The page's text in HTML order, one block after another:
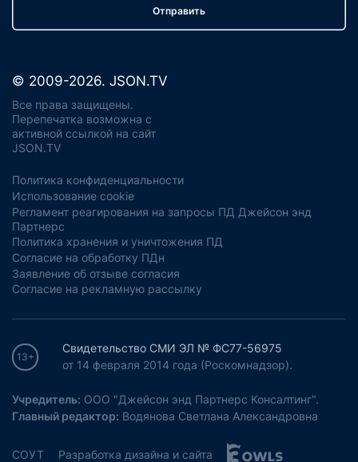
Отправить
© 2009-2026. JSON.TV
Все права защищены.
Перепечатка возможна с
активной ссылкой на сайт
JSON.TV
Политика конфиденциальности
Использование cookie
Регламент реагирования на запросы ПД Джейсон энд
Партнерс
Политика хранения и уничтожения ПД
Согласие на обработку ПДн
Заявление об отзыве согласия
Согласие на рекламную рассылку
13+
Свидетельство СМИ ЭЛ № ФС77-56975
от 14 февраля 2014 года (Роскомнадзор).
Учредитель: ООО "Джейсон энд Партнерс Консалтинг".
Главный редактор: Водянова Светлана Александровна
СОУТ Разработка дизайна и сайта